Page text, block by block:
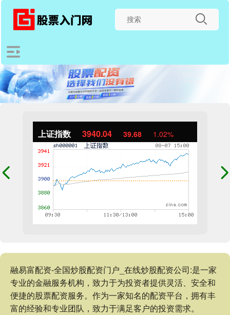
上证指数 3940.04 39.68 1.02%
融易富配资-全国炒股配资门户_在线炒股配资公司:是一家
专业的金融服务机构，致力于为投资者提供灵活、安全和
便捷的股票配资服务。作为一家知名的配资平台，拥有丰
富的经验和专业团队，致力于满足客户的投资需求。